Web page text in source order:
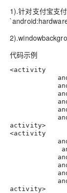
1).针对支付宝支
代码示例
<activity
activity>
<activity
activity>